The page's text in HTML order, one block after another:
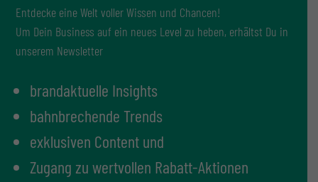
Entdecke eine Welt voller Wissen und Chancen!
Um Dein Business auf ein neues Level zu heben, erhältst Du in
unserem Newsletter
brandaktuelle Insights
bahnbrechende Trends
exklusiven Content und
Zugang zu wertvollen Rabatt-Aktionen